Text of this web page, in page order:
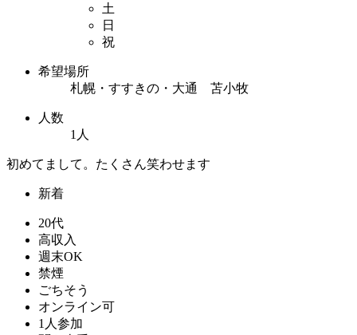
土
日
祝
希望場所
札幌・すすきの・大通 苫小牧
人数
1人
初めてまして。たくさん笑わせます
新着
20代
高収入
週末OK
禁煙
ごちそう
オンライン可
1人参加